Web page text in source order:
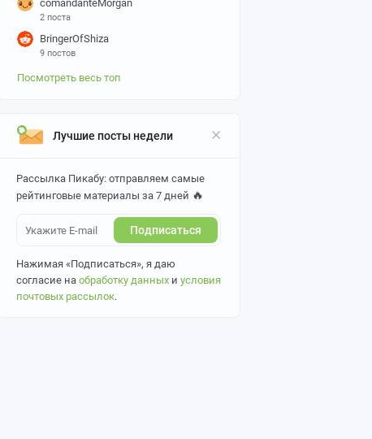
comandanteMorgan
2 поста
BringerOfShiza
9 постов
Посмотреть весь топ
Лучшие посты недели
Рассылка Пикабу: отправляем самые
рейтинговые материалы за 7 дней 🔥
Подписаться
Нажимая «Подписаться», я даю
согласие на обработку данных и условия
почтовых рассылок.